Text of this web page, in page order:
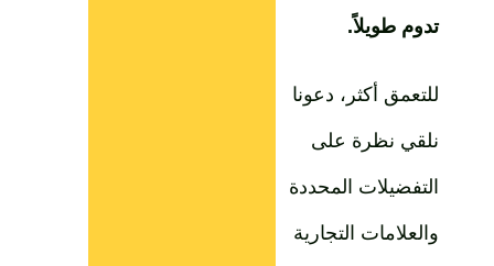
تدوم طويلاً.
للتعمق أكثر، دعونا
نلقي نظرة على
التفضيلات المحددة
والعلامات التجارية